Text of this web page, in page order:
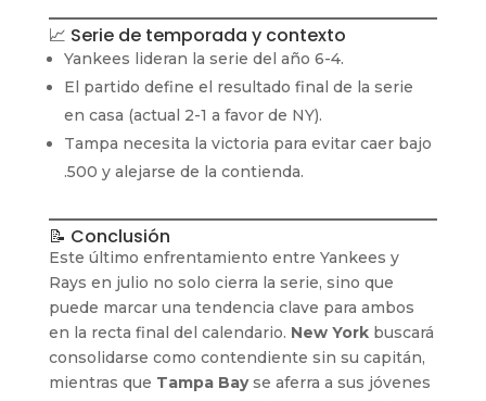
📈 Serie de temporada y contexto
Yankees lideran la serie del año 6-4.
El partido define el resultado final de la serie
en casa (actual 2-1 a favor de NY).
Tampa necesita la victoria para evitar caer bajo
.500 y alejarse de la contienda.
📝 Conclusión
Este último enfrentamiento entre Yankees y
Rays en julio no solo cierra la serie, sino que
puede marcar una tendencia clave para ambos
en la recta final del calendario. New Yorkbuscará
consolidarse como contendiente sin su capitán,
mientras que Tampa Bayse aferra a sus jóvenes